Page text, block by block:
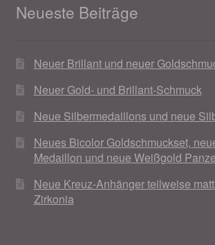
Neueste Beiträge
Neuer Brillant und neuer
Neuer Gold- und Brillant-Schmuck
Neue Silbermedaillons und neue
Neues Bicolor Goldschmuckset,
Medaillon und neue Weißgold
Neue Kreuz-Anhänger teilweise
Zirkonia